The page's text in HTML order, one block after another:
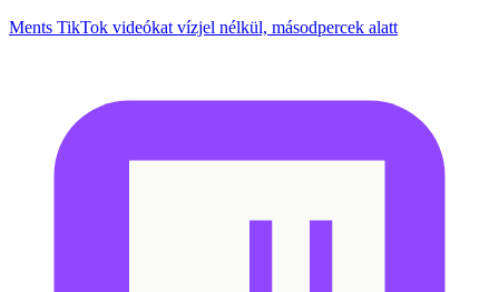
Ments TikTok videókat vízjel nélkül, másodpercek alatt